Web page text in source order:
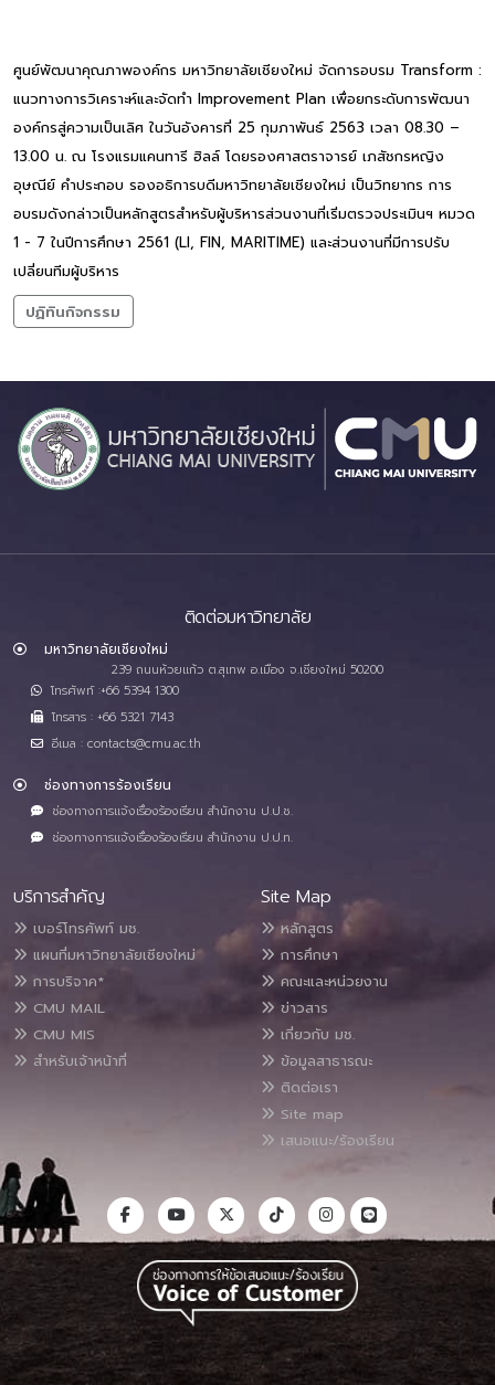
ศูนย์พัฒนาคุณภาพองค์กร มหาวิทยาลัยเชียงใหม่ จัดการอบรม Transform :
แนวทางการวิเคราะห์และจัดทำ Improvement Plan เพื่อยกระดับการพัฒนา
องค์กรสู่ความเป็นเลิศ ในวันอังคารที่ 25 กุมภาพันธ์ 2563 เวลา 08.30 –
13.00 น. ณ โรงแรมแคนทารี ฮิลล์ โดยรองศาสตราจารย์ เภสัชกรหญิง
อุษณีย์ คำประกอบ รองอธิการบดีมหาวิทยาลัยเชียงใหม่ เป็นวิทยากร การ
อบรมดังกล่าวเป็นหลักสูตรสำหรับผู้บริหารส่วนงานที่เริ่มตรวจประเมินฯ หมวด
1 - 7 ในปีการศึกษา 2561 (LI, FIN, MARITIME) และส่วนงานที่มีการปรับ
เปลี่ยนทีมผู้บริหาร
ปฏิทินกิจกรรม
ติดต่อมหาวิทยาลัย
มหาวิทยาลัยเชียงใหม่
239 ถนนห้วยแก้ว ต.สุเทพ อ.เมือง จ.เชียงใหม่ 50200
โทรศัพท์ :+66 5394 1300
โทรสาร : +66 5321 7143
อีเมล : contacts@cmu.ac.th
ช่องทางการร้องเรียน
ช่องทางการแจ้งเรื่องร้องเรียน สำนักงาน ป.ป.ช.
ช่องทางการแจ้งเรื่องร้องเรียน สำนักงาน ป.ป.ท.
บริการสำคัญ
เบอร์โทรศัพท์ มช.
แผนที่มหาวิทยาลัยเชียงใหม่
การบริจาค*
CMU MAIL
CMU MIS
สำหรับเจ้าหน้าที่
Site Map
หลักสูตร
การศึกษา
คณะและหน่วยงาน
ข่าวสาร
เกี่ยวกับ มช.
ข้อมูลสาธารณะ
ติดต่อเรา
Site map
เสนอแนะ/ร้องเรียน